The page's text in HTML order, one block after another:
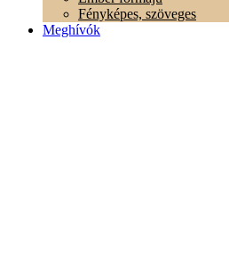
Fényképes, szöveges
Meghívók